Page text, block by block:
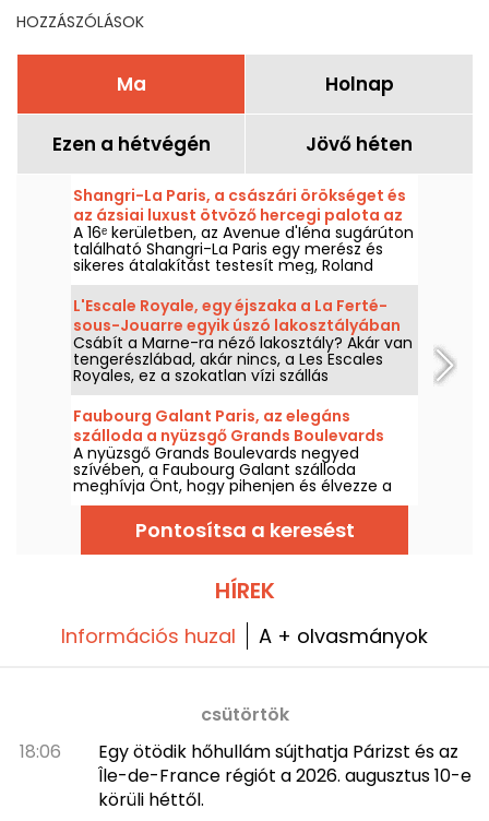
HOZZÁSZÓLÁSOK
Ma Holnap
Ezen a hétvégén Jövő héten
Shangri-La Paris, a császári örökséget és
az ázsiai luxust ötvöző hercegi palota az
Avenue d'Iéna sugárúton.
A 16ᵉ kerületben, az Avenue d'Iéna sugárúton
található Shangri-La Paris egy merész és
sikeres átalakítást testesít meg, Roland
Bonaparte herceg magánpalotájából egy
történelmi műemlékként nyilvántartott
szállodává és előkelő palotává.
L'Escale Royale, egy éjszaka a La Ferté-
sous-Jouarre egyik úszó lakosztályában
(77)
Csábít a Marne-ra néző lakosztály? Akár van
tengerészlábad, akár nincs, a Les Escales
Royales, ez a szokatlan vízi szállás
lehetőséget kínál arra, hogy egy éjszakát
(vagy akár többet is, ha úgy tetszik)
eltöltsön az egyik úszó lakosztályban La
Ferté-sous-Jouarre közelében.
Faubourg Galant Paris, az elegáns
szálloda a nyüzsgő Grands Boulevards
negyedben.
A nyüzsgő Grands Boulevards negyed
szívében, a Faubourg Galant szálloda
meghívja Önt, hogy pihenjen és élvezze a
párizsi kifinomultságot.
Pontosítsa a keresést
HÍREK
Információs huzal A + olvasmányok
csütörtök
18:06
Egy ötödik hőhullám sújthatja Párizst és az
Île-de-France régiót a 2026. augusztus 10-e
körüli héttől.